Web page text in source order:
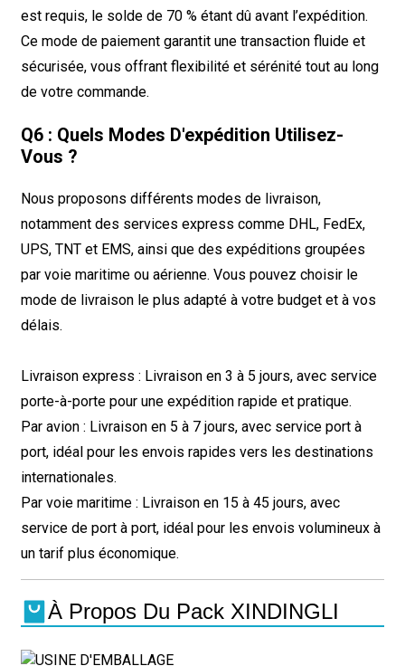
est requis, le solde de 70 % étant dû avant l’expédition.
Ce mode de paiement garantit une transaction fluide et
sécurisée, vous offrant flexibilité et sérénité tout au long
de votre commande.
Q6 : Quels Modes D'expédition Utilisez-
Vous ?
Nous proposons différents modes de livraison,
notamment des services express comme DHL, FedEx,
UPS, TNT et EMS, ainsi que des expéditions groupées
par voie maritime ou aérienne. Vous pouvez choisir le
mode de livraison le plus adapté à votre budget et à vos
délais.
Livraison express : Livraison en 3 à 5 jours, avec service
porte-à-porte pour une expédition rapide et pratique.
Par avion : Livraison en 5 à 7 jours, avec service port à
port, idéal pour les envois rapides vers les destinations
internationales.
Par voie maritime : Livraison en 15 à 45 jours, avec
service de port à port, idéal pour les envois volumineux à
un tarif plus économique.
À Propos Du Pack XINDINGLI